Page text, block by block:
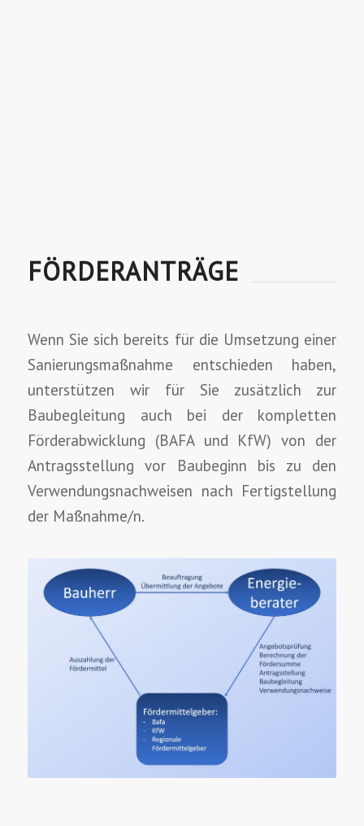
FÖRDERANTRÄGE
Wenn Sie sich bereits für die Umsetzung einer
Sanierungsmaßnahme entschieden haben,
unterstützen wir für Sie zusätzlich zur
Baubegleitung auch bei der kompletten
Förderabwicklung (BAFA und KfW) von der
Antragsstellung vor Baubeginn bis zu den
Verwendungsnachweisen nach Fertigstellung
der Maßnahme/n.